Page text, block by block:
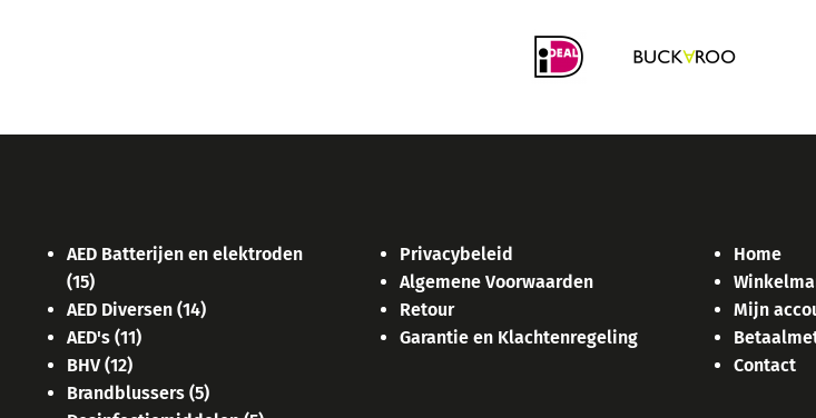
AED Batterijen en elektroden
(15)
AED Diversen (14)
AED's (11)
BHV (12)
Brandblussers (5)
Privacybeleid
Algemene Voorwaarden
Retour
Garantie en Klachtenregeling
Home
Mijn
Contact